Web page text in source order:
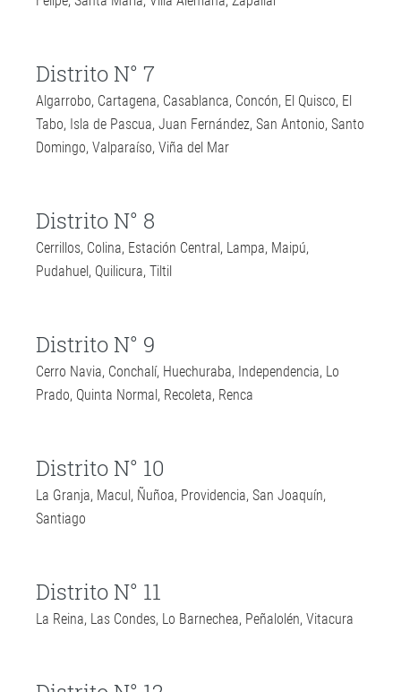
Distrito N° 7
Algarrobo, Cartagena, Casablanca, Concón, El Quisco, El
Tabo, Isla de Pascua, Juan Fernández, San Antonio, Santo
Domingo, Valparaíso, Viña del Mar
Distrito N° 8
Cerrillos, Colina, Estación Central, Lampa, Maipú,
Pudahuel, Quilicura, Tiltil
Distrito N° 9
Cerro Navia, Conchalí, Huechuraba, Independencia, Lo
Prado, Quinta Normal, Recoleta, Renca
Distrito N° 10
La Granja, Macul, Ñuñoa, Providencia, San Joaquín,
Santiago
Distrito N° 11
La Reina, Las Condes, Lo Barnechea, Peñalolén, Vitacura